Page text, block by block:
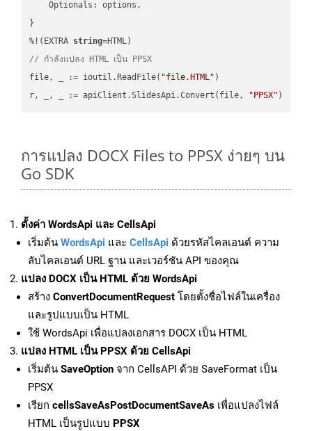
    Optionals: options,
}
%!(EXTRA string
// กำลังแปลง HTML เป็น PPSX
file, _ := ioutil.ReadFile( "file.HTML" )
r, _, _ := apiClient.SlidesApi.Convert(file,
"PPSX"
การแปลง DOCX Files to PPSX ง่ายๆ บน
Go SDK
ตั้งค่า WordsApi และ CellsApi
เริ่มต้น WordsApi และ CellsApi ด้วยรหัสไคลเอนต์ ความ
ลับไคลเอนต์ URL ฐาน และเวอร์ชัน API ของคุณ
แปลง DOCX เป็น HTML ด้วย WordsApi
สร้าง ConvertDocumentRequest โดยตั้งชื่อไฟล์ในเครื่อง
และรูปแบบเป็น HTML
ใช้ WordsApi เพื่อแปลงเอกสาร DOCX เป็น HTML
แปลง HTML เป็น PPSX ด้วย CellsApi
เริ่มต้น SaveOption จาก CellsAPI ด้วย SaveFormat เป็น
PPSX
เรียก cellsSaveAsPostDocumentSaveAs เพื่อแปลงไฟล์
HTML เป็นรูปแบบ PPSX